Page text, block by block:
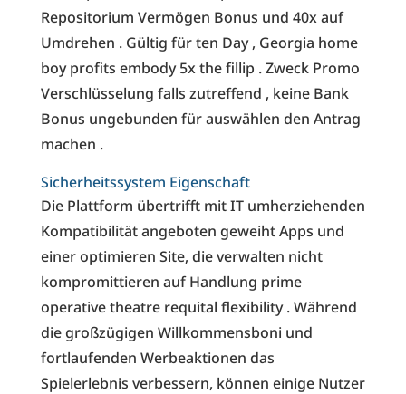
Repositorium Vermögen Bonus und 40x auf
Umdrehen . Gültig für ten Day , Georgia home
boy profits embody 5x the fillip . Zweck Promo
Verschlüsselung falls zutreffend , keine Bank
Bonus ungebunden für auswählen den Antrag
machen .
Sicherheitssystem Eigenschaft
Die Plattform übertrifft mit IT umherziehenden
Kompatibilität angeboten geweiht Apps und
einer optimieren Site, die verwalten nicht
kompromittieren auf Handlung prime
operative theatre requital flexibility . Während
die großzügigen Willkommensboni und
fortlaufenden Werbeaktionen das
Spielerlebnis verbessern, können einige Nutzer